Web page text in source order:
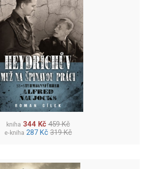
kniha 344 Kč 459 Kč
e-kniha 287 Kč 319 Kč